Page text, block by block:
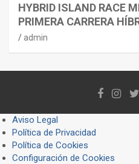
HYBRID ISLAND RACE
PRIMERA CARRERA
admin
Aviso Legal
Política de Privacidad
Política de Cookies
Configuración de Cookies